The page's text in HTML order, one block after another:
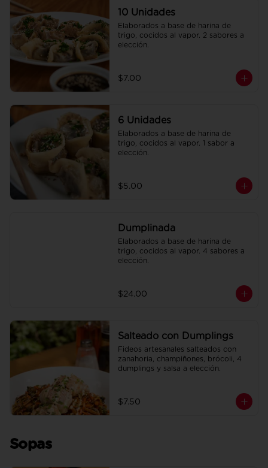
10 Unidades
Elaborados a base de harina de
trigo, cocidos al vapor. 2 sabores a
elección.
$7.00
6 Unidades
Elaborados a base de harina de
trigo, cocidos al vapor. 1 sabor a
elección.
$5.00
Dumplinada
Elaborados a base de harina de
trigo, cocidos al vapor. 4 sabores a
elección.
$24.00
Salteado con Dumplings
Fideos artesanales salteados con
zanahoria, champiñones, brócoli, 4
dumplings y salsa a elección.
$7.50
Sopas